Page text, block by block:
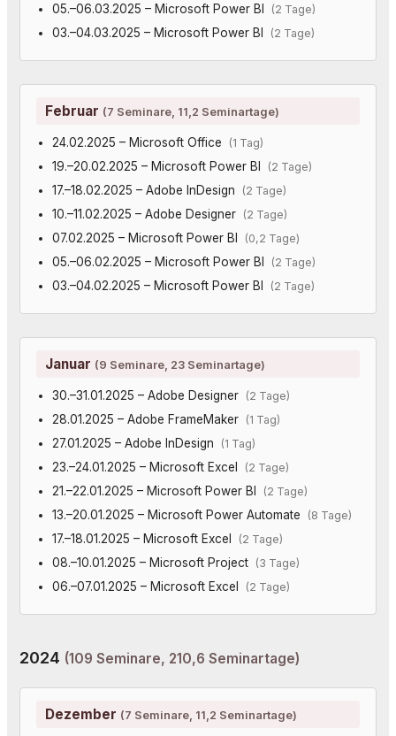
05.–06.03.2025 – Microsoft Power BI (2 Tage)
03.–04.03.2025 – Microsoft Power BI (2 Tage)
Februar (7 Seminare, 11,2 Seminartage)
24.02.2025 – Microsoft Office (1 Tag)
19.–20.02.2025 – Microsoft Power BI (2 Tage)
17.–18.02.2025 – Adobe InDesign (2 Tage)
10.–11.02.2025 – Adobe Designer (2 Tage)
07.02.2025 – Microsoft Power BI (0,2 Tage)
05.–06.02.2025 – Microsoft Power BI (2 Tage)
03.–04.02.2025 – Microsoft Power BI (2 Tage)
Januar (9 Seminare, 23 Seminartage)
30.–31.01.2025 – Adobe Designer (2 Tage)
28.01.2025 – Adobe FrameMaker (1 Tag)
27.01.2025 – Adobe InDesign (1 Tag)
23.–24.01.2025 – Microsoft Excel (2 Tage)
21.–22.01.2025 – Microsoft Power BI (2 Tage)
13.–20.01.2025 – Microsoft Power Automate (8 Tage)
17.–18.01.2025 – Microsoft Excel (2 Tage)
08.–10.01.2025 – Microsoft Project (3 Tage)
06.–07.01.2025 – Microsoft Excel (2 Tage)
2024 (109 Seminare, 210,6 Seminartage)
Dezember (7 Seminare, 11,2 Seminartage)